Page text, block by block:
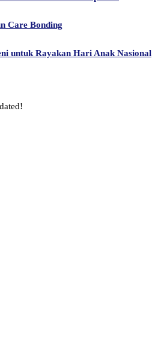
Care Bonding
untuk Rayakan Hari Anak Nasional